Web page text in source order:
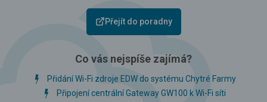
Přejít do poradny
Co vás nejspíše zajímá?
Přidání Wi-Fi zdroje EDW do systému Chytré Farmy
Připojení centrální Gateway GW100 k Wi-Fi síti